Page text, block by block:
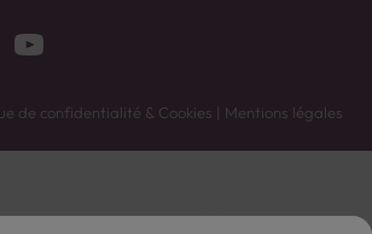
de confidentialité & Cookies | Mentions légales
Contactez votre caviste pour plus de renseignements.